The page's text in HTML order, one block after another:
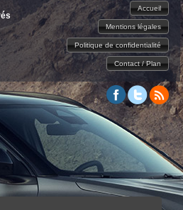
Accueil
Mentions légales
Politique de confidentialité
Contact / Plan